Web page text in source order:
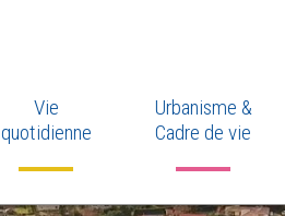
Vie
quotidienne
Urbanisme &
Cadre de vie